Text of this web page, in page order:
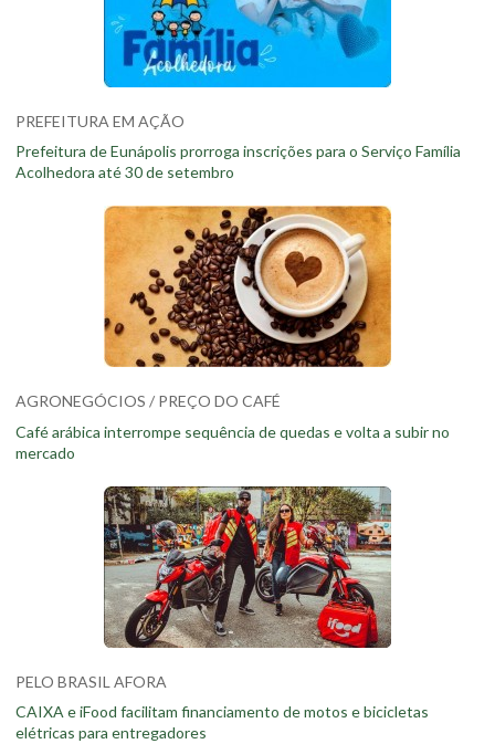
PREFEITURA EM AÇÃO
Prefeitura de Eunápolis prorroga inscrições para o Serviço Família
Acolhedora até 30 de setembro
AGRONEGÓCIOS / PREÇO DO CAFÉ
Café arábica interrompe sequência de quedas e volta a subir no
mercado
PELO BRASIL AFORA
CAIXA e iFood facilitam financiamento de motos e bicicletas
elétricas para entregadores